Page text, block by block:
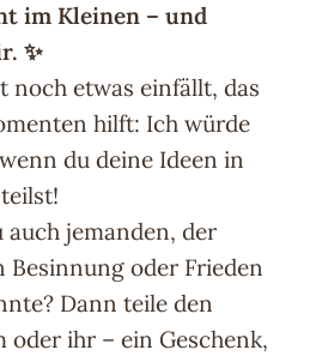
im Kleinen – und
✨
noch etwas einfällt, das
hilft: Ich würde
du deine Ideen in
jemanden, der
Besinnung oder Frieden
Dann teile den
ihr – ein Geschenk,